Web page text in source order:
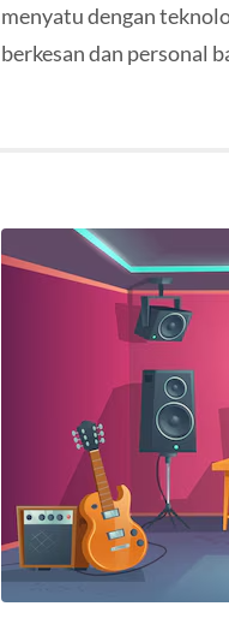
menyatu dengan
berkesan dan personal